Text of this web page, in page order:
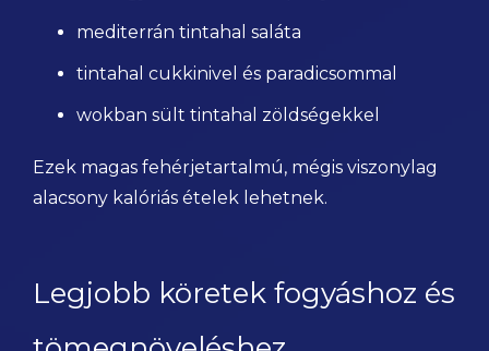
mediterrán tintahal saláta
tintahal cukkinivel és paradicsommal
wokban sült tintahal zöldségekkel
Ezek magas fehérjetartalmú, mégis viszonylag
alacsony kalóriás ételek lehetnek.
Legjobb köretek fogyáshoz és